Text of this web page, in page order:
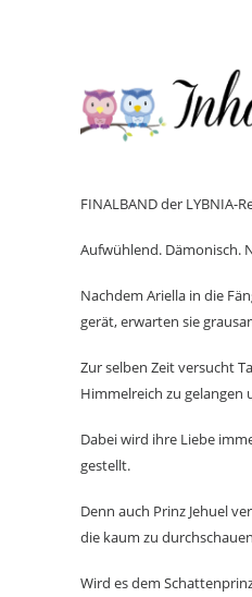
FINALBAND der LYBNIA-
Aufwühlend. Dämonisch.
Nachdem Ariella in die
gerät, erwarten sie
Zur selben Zeit versucht
Himmelreich zu gelangen
Dabei wird ihre Liebe
gestellt.
Denn auch Prinz Jehuel
die kaum zu
Wird es dem